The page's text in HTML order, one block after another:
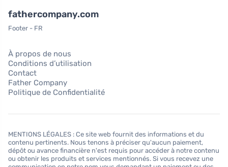
fathercompany.com
Footer - FR
À propos de nous
Conditions d’utilisation
Contact
Father Company
Politique de Confidentialité
MENTIONS LÉGALES : Ce site web fournit des informations et du
contenu pertinents. Nous tenons à préciser qu'aucun paiement,
dépôt ou avance financière n'est requis pour accéder à notre contenu
ou obtenir les produits et services mentionnés. Si vous recevez une